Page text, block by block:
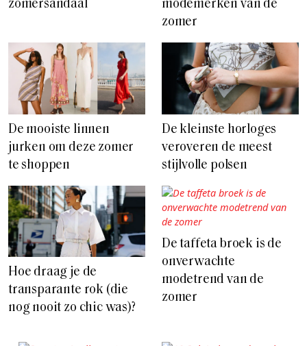
zomersandaal
modemerken van de
zomer
De mooiste linnen
jurken om deze zomer
te shoppen
De kleinste horloges
veroveren de meest
stijlvolle polsen
Hoe draag je de
transparante rok (die
nog nooit zo chic was)?
De taffeta broek is de
onverwachte
modetrend van de
zomer